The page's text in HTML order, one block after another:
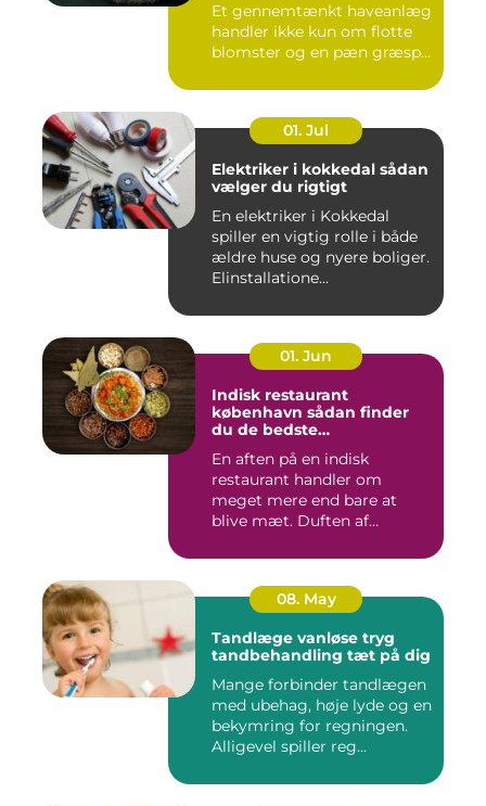
Et gennemtænkt haveanlæg
handler ikke kun om flotte
blomster og en pæn græsp...
01. Jul
Elektriker i kokkedal sådan
vælger du rigtigt
En elektriker i Kokkedal
spiller en vigtig rolle i både
ældre huse og nyere boliger.
Elinstallatione...
01. Jun
Indisk restaurant
københavn sådan finder
du de bedste
En aften på en indisk
restaurant handler om
meget mere end bare at
blive mæt. Duften af
08. May
Tandlæge vanløse tryg
tandbehandling tæt på dig
Mange forbinder tandlægen
med ubehag, høje lyde og en
bekymring for regningen.
Alligevel spiller reg...